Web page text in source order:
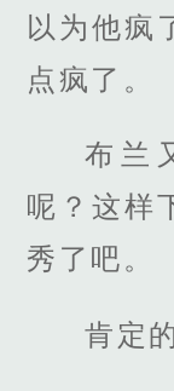
以为他疯
点疯了。
布兰
呢？这样
秀了吧。
肯定